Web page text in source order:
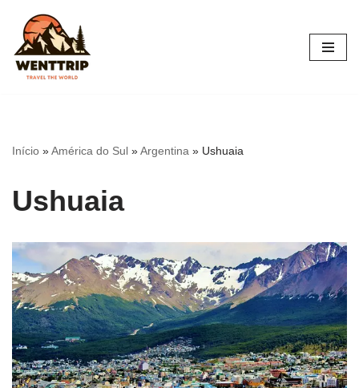
Pular
para
Início »América do Sul »Argentina » Ushuaia
Ushuaia